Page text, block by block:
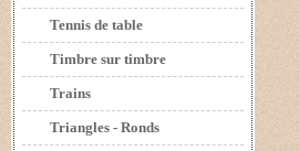
Tennis de table
Timbre sur timbre
Trains
Triangles - Ronds